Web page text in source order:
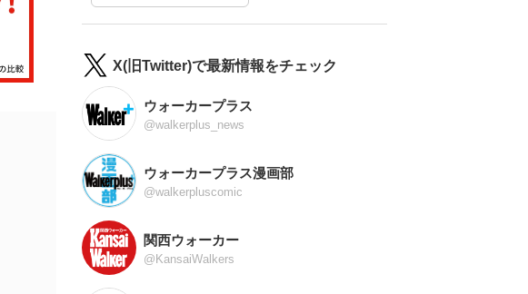
X(旧Twitter)で最新情報をチェック
ウォーカープラス
@walkerplus_news
ウォーカープラス漫画部
@walkerpluscomic
関西ウォーカー
@KansaiWalkers